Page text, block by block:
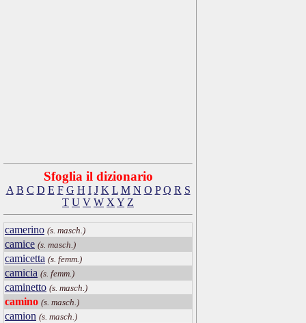
Sfoglia il dizionario
A B C D E F G H I J K L M N O P Q R S
T U V W X Y Z
camerino (s. masch.)
camice (s. masch.)
camicetta (s. femm.)
camicia (s. femm.)
caminetto (s. masch.)
camino (s. masch.)
camion (s. masch.)